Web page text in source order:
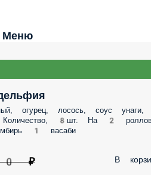
Меню
огурец, лосось, соус унаги,
8шт. На 2
1 васаби
₽ В